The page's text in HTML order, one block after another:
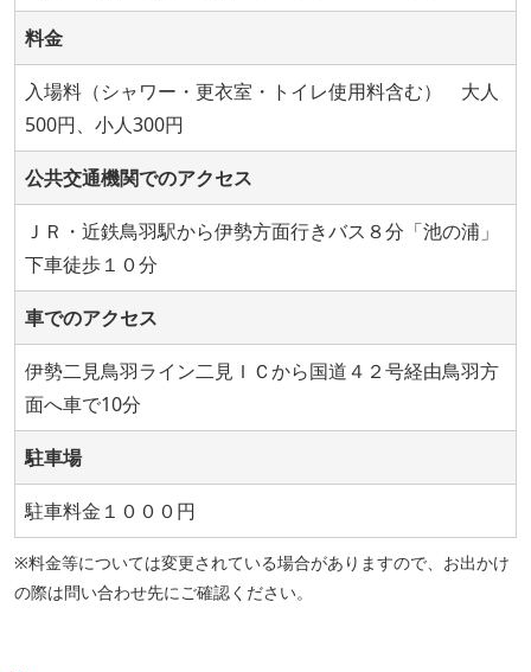
料金
入場料（シャワー・更衣室・トイレ使用料含む） 大人
500円、小人300円
公共交通機関でのアクセス
ＪＲ・近鉄鳥羽駅から伊勢方面行きバス８分「池の浦」
下車徒歩１０分
車でのアクセス
伊勢二見鳥羽ライン二見ＩＣから国道４２号経由鳥羽方
面へ車で10分
駐車場
駐車料金１０００円
※料金等については変更されている場合がありますので、お出かけ
の際は問い合わせ先にご確認ください。